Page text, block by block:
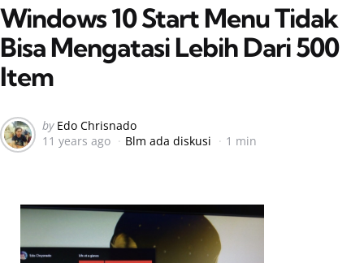
Windows 10 Start Menu Tidak
Bisa Mengatasi Lebih Dari 500
Item
Posted
by
by Edo Chrisnado
11 years ago
Blm ada diskusi 1 min